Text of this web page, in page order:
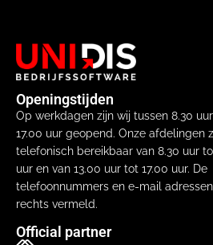
Openingstijden
Op werkdagen zijn wij tussen 8.30
17.00 uur geopend. Onze afdelingen
telefonisch bereikbaar van 8.30 uur
uur en van 13.00 uur tot 17.00 uur. De
telefoonnummers en e-mail
rechts vermeld.
Official partner